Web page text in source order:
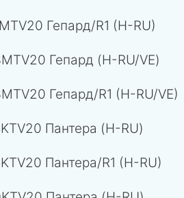
Гепард/R1 (H-RU)
Гепард (H-RU/VE)
Гепард/R1 (H-RU/VE)
Пантера (H-RU)
Пантера/R1 (H-RU)